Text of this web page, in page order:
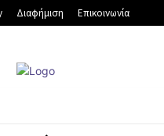
Διαφήμιση Επικοινωνία